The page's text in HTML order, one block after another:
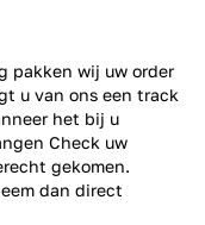
pakken wij uw order
u van ons een track
het bij u
Check uw
gekomen.
dan direct